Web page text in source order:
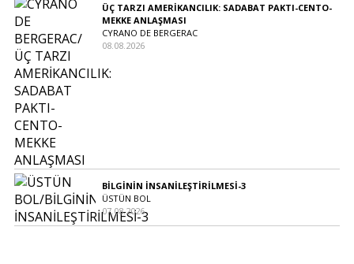
ÜÇ TARZI AMERİKANCILIK: SADABAT PAKTI-CENTO-
MEKKE ANLAŞMASI
CYRANO DE BERGERAC
08.08.2026
BİLGİNİN İNSANİLEŞTİRİLMESİ-3
ÜSTÜN BOL
07.08.2026